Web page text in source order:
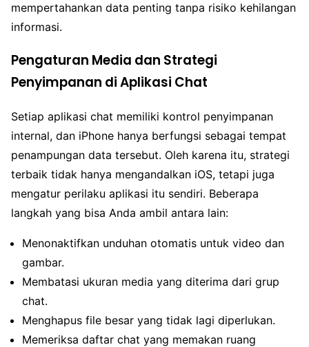
mempertahankan data penting tanpa risiko kehilangan
informasi.
Pengaturan Media dan Strategi
Penyimpanan di Aplikasi Chat
Setiap aplikasi chat memiliki kontrol penyimpanan
internal, dan iPhone hanya berfungsi sebagai tempat
penampungan data tersebut. Oleh karena itu, strategi
terbaik tidak hanya mengandalkan iOS, tetapi juga
mengatur perilaku aplikasi itu sendiri. Beberapa
langkah yang bisa Anda ambil antara lain:
Menonaktifkan unduhan otomatis untuk video dan
gambar.
Membatasi ukuran media yang diterima dari grup
chat.
Menghapus file besar yang tidak lagi diperlukan.
Memeriksa daftar chat yang memakan ruang